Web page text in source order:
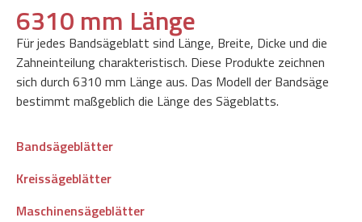
6310 mm Länge
Für jedes Bandsägeblatt sind Länge, Breite, Dicke und die
Zahneinteilung charakteristisch. Diese Produkte zeichnen
sich durch 6310 mm Länge aus. Das Modell der Bandsäge
bestimmt maßgeblich die Länge des Sägeblatts.
Bandsägeblätter
Kreissägeblätter
Maschinensägeblätter